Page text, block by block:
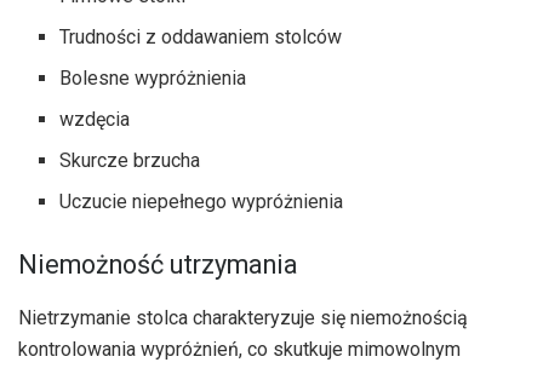
Trudności z oddawaniem stolców
Bolesne wypróżnienia
wzdęcia
Skurcze brzucha
Uczucie niepełnego wypróżnienia
Niemożność utrzymania
Nietrzymanie stolca charakteryzuje się niemożnością
kontrolowania wypróżnień, co skutkuje mimowolnym